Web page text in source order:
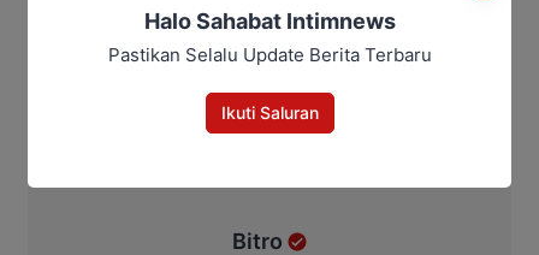
Bitro
Halo Sahabat Intimnews
Pastikan Selalu Update Berita Terbaru
Ikuti Saluran